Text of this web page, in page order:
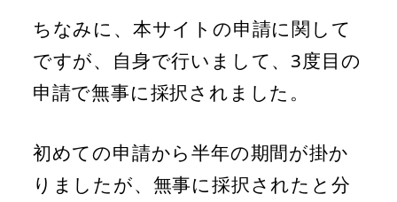
ちなみに、本サイトの申請に関して
ですが、自身で行いまして、3度目の
申請で無事に採択されました。
初めての申請から半年の期間が掛か
りましたが、無事に採択されたと分